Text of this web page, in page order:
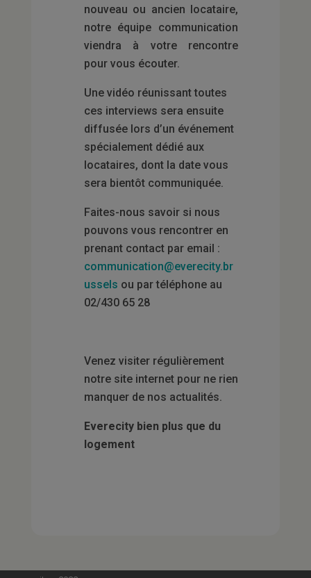
nouveau ou ancien locataire,
notre équipe communication
viendra à votre rencontre
pour vous écouter.
Une vidéo réunissant toutes
ces interviews sera ensuite
diffusée lors d’un événement
spécialement dédié aux
locataires, dont la date vous
sera bientôt communiquée.
Faites-nous savoir si nous
pouvons vous rencontrer en
prenant contact par email :
communication@everecity.br
ussels ou par téléphone au
02/430 65 28
Venez visiter régulièrement
notre site internet pour ne rien
manquer de nos actualités.
Everecity bien plus que du
logement